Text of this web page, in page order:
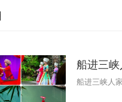
船进三
船进三峡人